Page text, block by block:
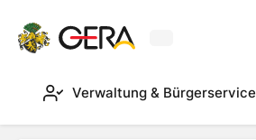
Verwaltung & Bürgerservice